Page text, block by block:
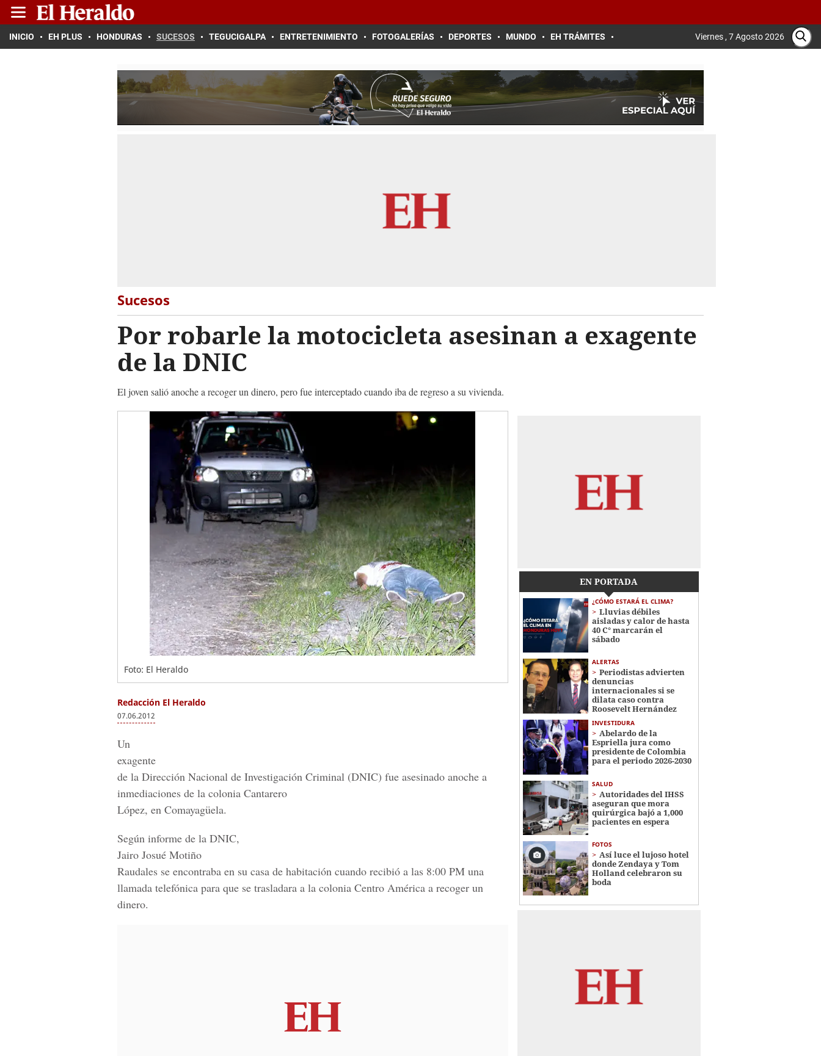
INICIO EH PLUS HONDURAS SUCESOS TEGUCIGALPA ENTRETENIMIENTO FOTOGALERÍAS DEPORTES MUNDO EH TRÁMITES Viernes , 7 Agosto 2026
Sucesos
Por robarle la motocicleta asesinan a exagente
de la DNIC
El joven salió anoche a recoger un dinero, pero fue interceptado cuando iba de regreso a su vivienda.
Foto: El Heraldo
Redacción El Heraldo
07.06.2012
Un
exagente
de la Dirección Nacional de Investigación Criminal (DNIC) fue asesinado anoche a
inmediaciones de la colonia Cantarero
López, en Comayagüela.
Según informe de la DNIC,
Jairo Josué Motiño
Raudales se encontraba en su casa de habitación cuando recibió a las 8:00 PM una
llamada telefónica para que se trasladara a la colonia Centro América a recoger un
dinero.
EN PORTADA
¿CÓMO ESTARÁ EL CLIMA?
Lluvias débiles
aisladas y calor de hasta
40 C° marcarán el
sábado
ALERTAS
Periodistas advierten
denuncias
internacionales si se
dilata caso contra
Roosevelt Hernández
INVESTIDURA
Abelardo de la
Espriella jura como
presidente de Colombia
para el periodo 2026-2030
SALUD
Autoridades del IHSS
aseguran que mora
quirúrgica bajó a 1,000
pacientes en espera
FOTOS
Así luce el lujoso hotel
donde Zendaya y Tom
Holland celebraron su
boda